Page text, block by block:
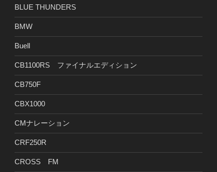
BLUE THUNDERS
BMW
Buell
CB1100RS ファイナルエディション
CB750F
CBX1000
CMナレーション
CRF250R
CROSS FM